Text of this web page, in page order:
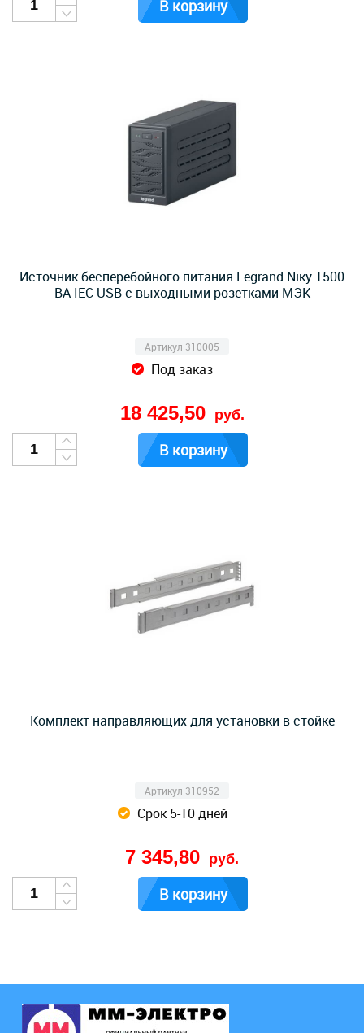
В корзину
Источник бесперебойного питания Legrand Niкy 1500
ВА IEC USB с выходными розетками МЭК
Артикул 310005
Под заказ
18 425,50 руб.
В корзину
Комплект направляющих для установки в стойке
Артикул 310952
Срок 5-10 дней
7 345,80 руб.
В корзину